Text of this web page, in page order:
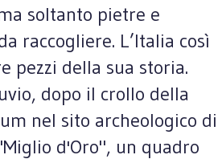
soltanto pietre e
raccogliere. L’Italia così
pezzi della sua storia.
dopo il crollo della
nel sito archeologico di
d'Oro", un quadro